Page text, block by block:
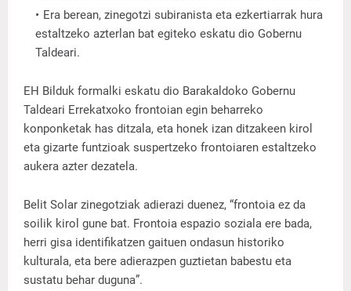
Era berean, zinegotzi subiranista eta ezkertiarrak hura
estaltzeko azterlan bat egiteko eskatu dio Gobernu
Taldeari.
EH Bilduk formalki eskatu dio Barakaldoko Gobernu
Taldeari Errekatxoko frontoian egin beharreko
konponketak has ditzala, eta honek izan ditzakeen kirol
eta gizarte funtzioak suspertzeko frontoiaren estaltzeko
aukera azter dezatela.
Belit Solar zinegotziak adierazi duenez, “frontoia ez da
soilik kirol gune bat. Frontoia espazio soziala ere bada,
herri gisa identifikatzen gaituen ondasun historiko
kulturala, eta bere adierazpen guztietan babestu eta
sustatu behar duguna”.